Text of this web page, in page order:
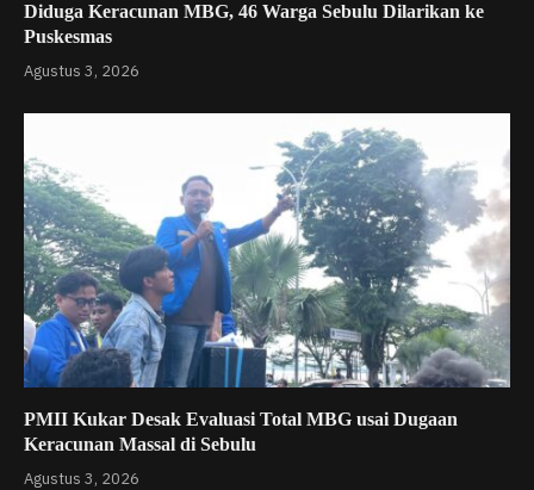
Diduga Keracunan MBG, 46 Warga Sebulu Dilarikan ke
Puskesmas
Agustus 3, 2026
PMII Kukar Desak Evaluasi Total MBG usai Dugaan
Keracunan Massal di Sebulu
Agustus 3, 2026